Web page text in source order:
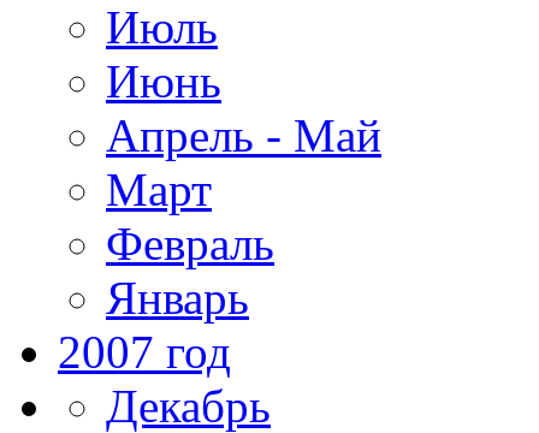
Июль
Июнь
Апрель - Май
Март
Февраль
Январь
2007 год
Декабрь